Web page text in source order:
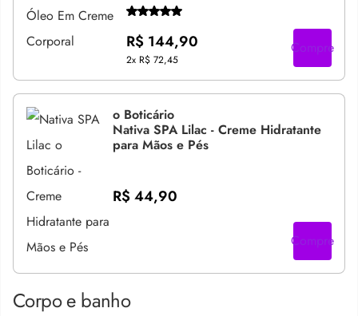
R$ 144,90
2x R$ 72,45
Compre
o Boticário
Nativa SPA Lilac - Creme Hidratante
para Mãos e Pés
R$ 44,90
Compre
Corpo e banho